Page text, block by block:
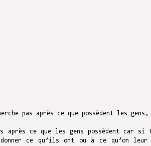
pas après ce que possèdent les
pas après ce que les gens possèdent
ce qu’ils ont ou à ce qu’on leur